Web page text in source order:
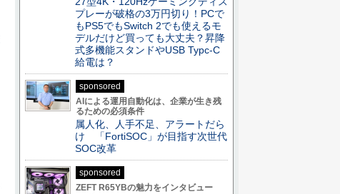
プレーが破格の3万円切り！PCで
もPS5でもSwitch 2でも使えるモ
デルだけど買っても大丈夫？昇降
式多機能スタンドやUSB Typc-C
給電は？
sponsored
AIによる運用自動化は、企業が生き残
るための必須条件
属人化、人手不足、アラートだら
け 「FortiSOC」が目指す次世代
SOC改革
sponsored
ZEFT R65YBの魅力をインタビュー